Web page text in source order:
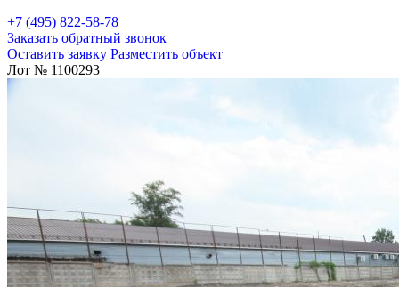
+7 (495) 822-58-78
Заказать обратный звонок
Оставить заявку Разместить объект
Лот № 1100293